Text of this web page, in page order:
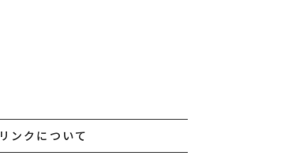
リンクについて